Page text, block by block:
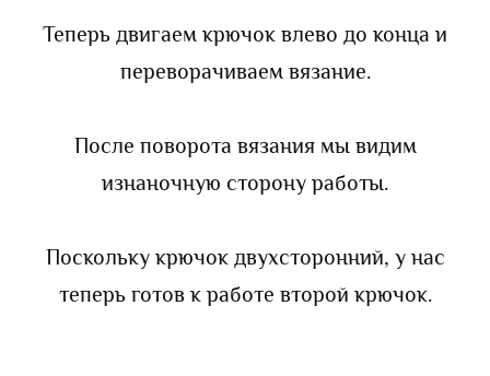
Теперь двигаем крючок влево до конца и
переворачиваем вязание.
После поворота вязания мы видим
изнаночную сторону работы.
Поскольку крючок двухсторонний, у нас
теперь готов к работе второй крючок.